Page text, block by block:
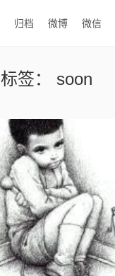
归档 微博 微信
标签： soon